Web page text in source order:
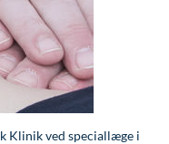
kosmetisk og anti-
Klinik ved speciallæge i